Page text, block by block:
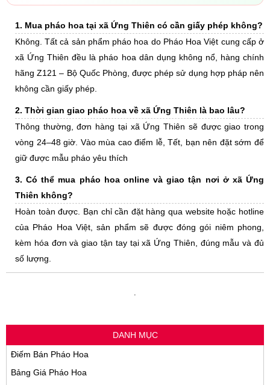
1. Mua pháo hoa tại xã Ứng Thiên có cần giấy phép không?
Không. Tất cả sản phẩm pháo hoa do Pháo Hoa Việt cung cấp ở
xã Ứng Thiên đều là pháo hoa dân dụng không nổ, hàng chính
hãng Z121 – Bộ Quốc Phòng, được phép sử dụng hợp pháp nên
không cần giấy phép.
2. Thời gian giao pháo hoa về xã Ứng Thiên là bao lâu?
Thông thường, đơn hàng tại xã Ứng Thiên sẽ được giao trong
vòng 24–48 giờ. Vào mùa cao điểm lễ, Tết, bạn nên đặt sớm để
giữ được mẫu pháo yêu thích
3. Có thể mua pháo hoa online và giao tận nơi ở xã Ứng
Thiên không?
Hoàn toàn được. Bạn chỉ cần đặt hàng qua website hoặc hotline
của Pháo Hoa Việt, sản phẩm sẽ được đóng gói niêm phong,
kèm hóa đơn và giao tận tay tại xã Ứng Thiên, đúng mẫu và đủ
số lượng.
.
DANH MỤC
Điếm Bán Pháo Hoa
Bảng Giá Pháo Hoa